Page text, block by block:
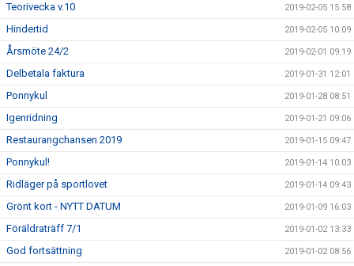
Teorivecka v.10 2019-02-05 15:58
Hindertid 2019-02-05 10:09
Årsmöte 24/2 2019-02-01 09:19
Delbetala faktura 2019-01-31 12:01
Ponnykul 2019-01-28 08:51
Igenridning 2019-01-21 09:06
Restaurangchansen 2019 2019-01-15 09:47
Ponnykul! 2019-01-14 10:03
Ridläger på sportlovet 2019-01-14 09:43
Grönt kort - NYTT DATUM 2019-01-09 16:03
Föräldraträff 7/1 2019-01-02 13:33
God fortsättning 2019-01-02 08:56